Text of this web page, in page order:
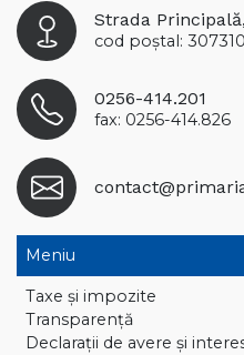
Strada
cod poștal: 307310
0256-414.201
fax: 0256-414.826
Meniu
Taxe și impozite
Transparență
Declaraţii de avere și